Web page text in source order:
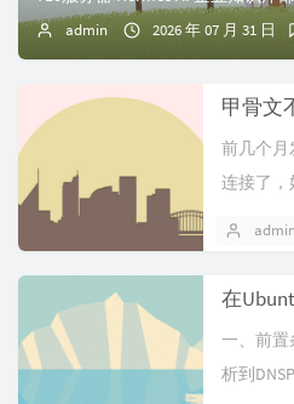
admin 2026 年 07 月 31 日
甲骨文
前几个
连接了
admin
一、前
析到